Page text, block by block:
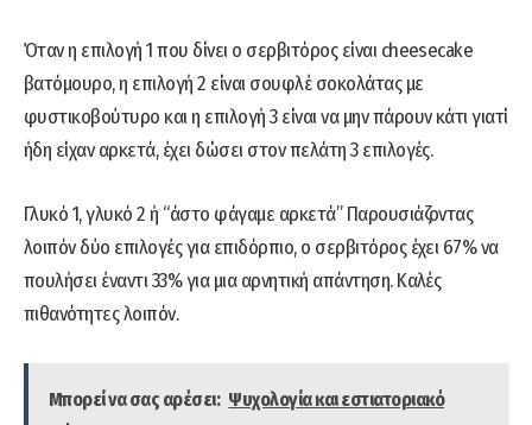
Όταν η επιλογή 1 που δίνει ο σερβιτόρος είναι cheesecake
βατόμουρο, η επιλογή 2 είναι σουφλέ σοκολάτας με
φυστικοβούτυρο και η επιλογή 3 είναι να μην πάρουν κάτι γιατί
ήδη είχαν αρκετά, έχει δώσει στον πελάτη 3 επιλογές.
Γλυκό 1, γλυκό 2 ή “άστο φάγαμε αρκετά” Παρουσιάζοντας
λοιπόν δύο επιλογές για επιδόρπιο, ο σερβιτόρος έχει 67% να
πουλήσει έναντι 33% για μια αρνητική απάντηση. Καλές
πιθανότητες λοιπόν.
Μπορεί να σας αρέσει: Ψυχολογία και εστιατοριακό